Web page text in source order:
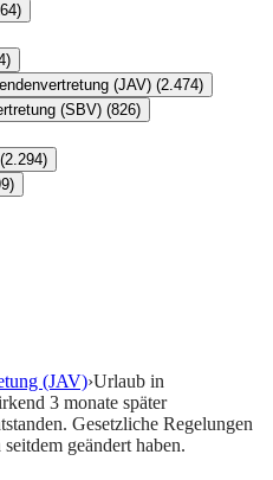
)
)
(JAV) (2.474)
(SBV) (826)
(2.294)
)
(JAV)›Urlaub in
3 monate später
Gesetzliche Regelungen
geändert haben.